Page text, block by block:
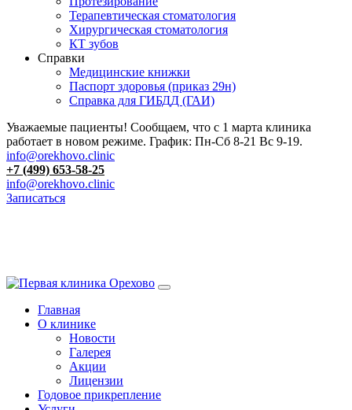
Терапевтическая стоматология
Хирургическая стоматология
КТ зубов
Справки
Медицинские книжки
Паспорт здоровья (приказ 29н)
Справка для ГИБДД (ГАИ)
Уважаемые пациенты! Сообщаем, что с 1 марта клиника
работает в новом режиме. График: Пн-Сб 8-21 Вс 9-19.
info@orekhovo.clinic
+7 (499) 653-58-25
info@orekhovo.clinic
Записаться
Главная
О клинике
Новости
Галерея
Акции
Лицензии
Годовое прикрепление